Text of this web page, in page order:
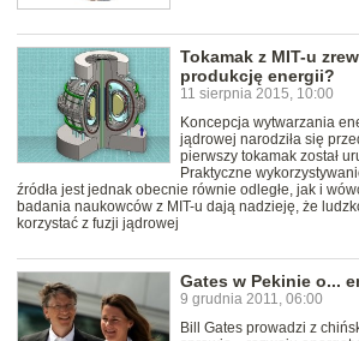
Tokamak z MIT-u
produkcję energii?
11 sierpnia 2015, 10:00
Koncepcja wytwarzania
jądrowej narodziła się
pierwszy tokamak został
Praktyczne
źródła jest jednak obecnie równie odległe, jak i
badania naukowców z MIT-u dają nadzieję, że
korzystać z fuzji jądrowej
Gates w Pekinie o...
9 grudnia 2011, 06:00
Bill Gates prowadzi z